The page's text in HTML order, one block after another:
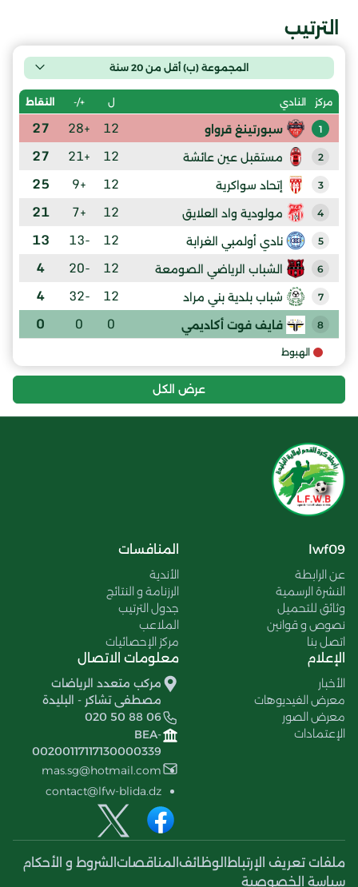
الترتيب
المجموعة (ب) أقل من 20 سنة
مركز النادي ل +/- النقاط
1 سبورتينغ قرواو 12
+28
27
2 مستقبل عين عائشة 12
+21
27
3 إتحاد سواكرية 12
+9
25
4 مولودية واد العلايق 12
+7
21
5 نادي أولمبي الغرابة 12
-13
13
6 الشباب الرياضي الصومعة 12
-20
4
7 شباب بلدية بني مراد 12
-32
4
8 فايف فوت أكاديمي 0
0
0
الهبوط
عرض الكل
lwf09
عن الرابطة
النشرة الرسمية
وثائق للتحميل
نصوص و قوانين
اتصل بنا
المنافسات
الأندية
الرزنامة و النتائج
جدول الترتيب
الملاعب
مركز الإحصائيات
الإعلام
الأخبار
معرض الفيديوهات
معرض الصور
الإعتمادات
معلومات الاتصال
مركب متعدد الرياضات
مصطفى تشاكر - البليدة
020 50 88 06
BEA-
00200117117130000339
mas.sg@hotmail.com
contact@lfw-blida.dz
ملفات تعريف الإرتباط الوظائف المناقصات الشروط و الأحكام
سياسة الخصوصية